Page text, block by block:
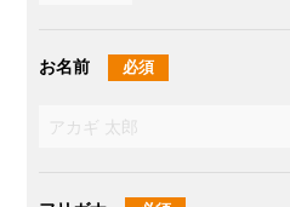
お名前 必須